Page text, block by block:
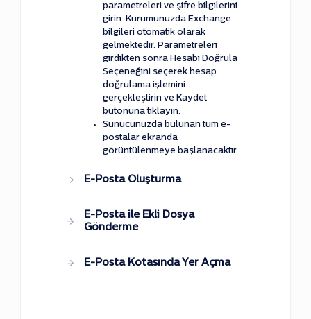
parametreleri ve şifre bilgilerini
girin. Kurumunuzda Exchange
bilgileri otomatik olarak
gelmektedir. Parametreleri
girdikten sonra Hesabı Doğrula
Seçeneğini seçerek hesap
doğrulama işlemini
gerçekleştirin ve Kaydet
butonuna tıklayın.
Sunucunuzda bulunan tüm e-
postalar ekranda
görüntülenmeye başlanacaktır.
E-Posta Oluşturma
E-Posta ile Ekli Dosya
Gönderme
E-Posta Kotasında Yer Açma